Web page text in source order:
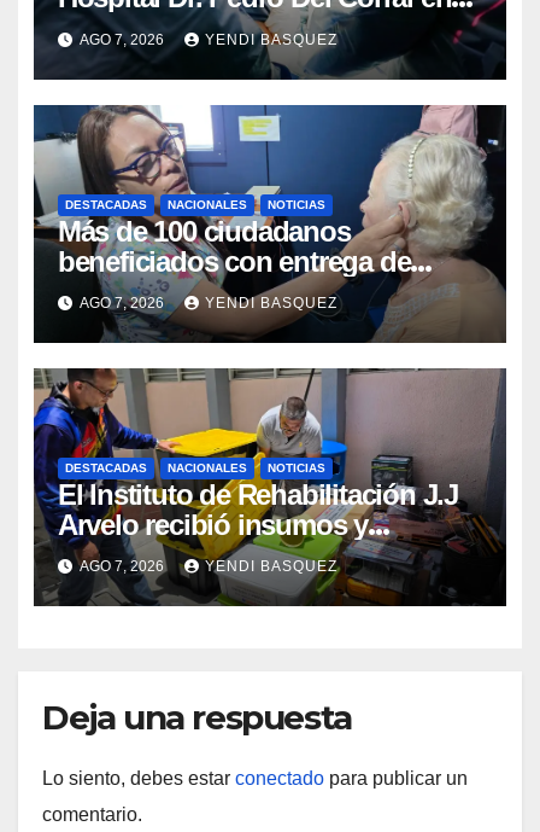
Guárico
AGO 7, 2026 YENDI BASQUEZ
DESTACADAS NACIONALES NOTICIAS
Más de 100 ciudadanos
beneficiados con entrega de
prótesis auditivas en el Centro de
Rehabilitación J.J. Arvelo
AGO 7, 2026 YENDI BASQUEZ
DESTACADAS NACIONALES NOTICIAS
El Instituto de Rehabilitación J.J
Arvelo recibió insumos y
herramientas para la atención de
personas con discapacidad
AGO 7, 2026 YENDI BASQUEZ
Deja una respuesta
Lo siento, debes estar conectado para publicar un
comentario.